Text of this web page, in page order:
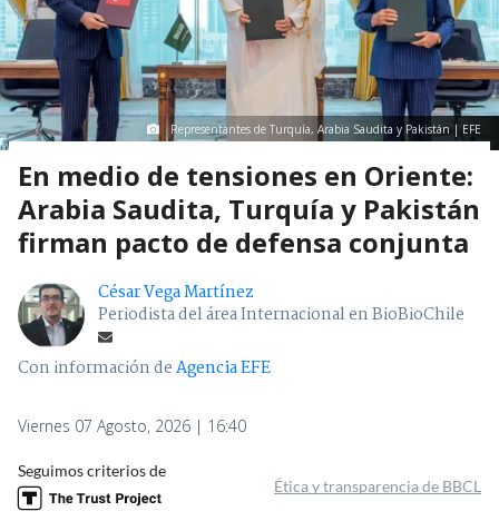
Representantes de Turquía, Arabia Saudita y Pakistán | EFE
En medio de tensiones en Oriente:
Arabia Saudita, Turquía y Pakistán
firman pacto de defensa conjunta
César Vega Martínez
Periodista del área Internacional en BioBioChile
Con información deAgencia EFE
Viernes 07 Agosto, 2026 | 16:40
Seguimos criterios de
Ética y transparencia de BBCL